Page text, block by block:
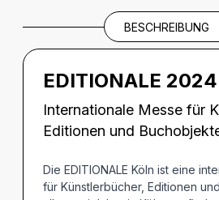
BESCHREIBUNG
EDITIONALE 2024
Internationale Messe für
Editionen und
Die EDITIONALE Köln ist eine
für Künstlerbücher, Editionen